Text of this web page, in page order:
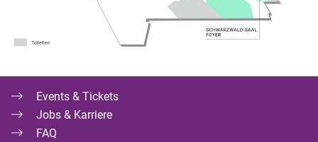
Events & Tickets
Jobs & Karriere
FAQ